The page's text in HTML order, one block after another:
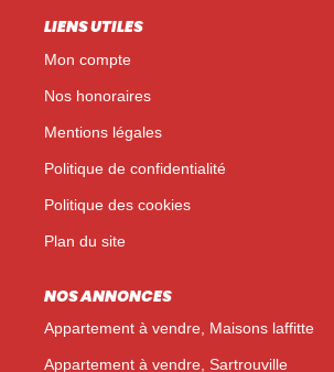
LIENS UTILES
Mon compte
Nos honoraires
Mentions légales
Politique de confidentialité
Politique des cookies
Plan du site
NOS ANNONCES
Appartement à vendre, Maisons laffitte
Appartement à vendre, Sartrouville